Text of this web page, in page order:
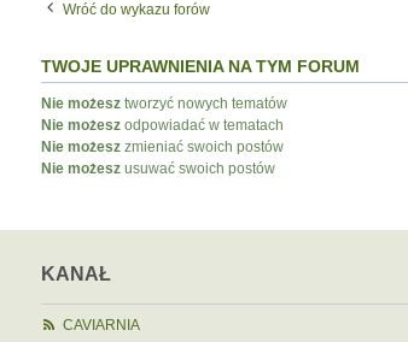
Wróć do wykazu forów
TWOJE UPRAWNIENIA NA TYM FORUM
Nie możesztworzyć nowych tematów
Nie możeszodpowiadać w tematach
Nie możeszzmieniać swoich postów
Nie możeszusuwać swoich postów
KANAŁ
CAVIARNIA